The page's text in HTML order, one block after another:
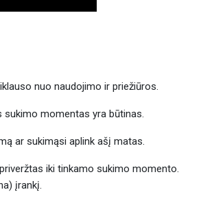
nuo naudojimo ir priežiūros.
sukimo momentas yra būtinas.
ar sukimąsi aplink ašį matas.
iki tinkamo sukimo momento.
įrankį.